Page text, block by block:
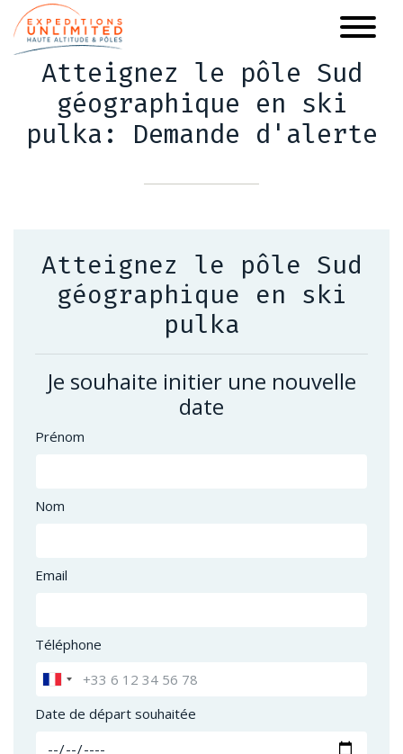
Aller
au
contenu
principalAtteignez le pôle Sud
géographique en ski
pulka: Demande d'alerte
Atteignez le pôle Sud
géographique en ski
pulka
Je souhaite initier une nouvelle
date
Prénom
Nom
Email
Téléphone
Date de départ souhaitée